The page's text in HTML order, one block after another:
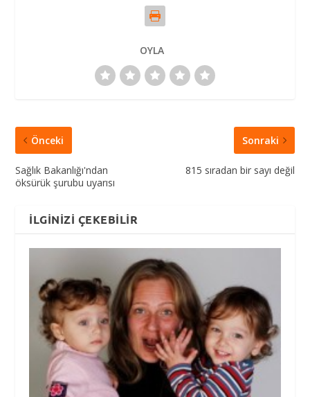
OYLA
Önceki
Sağlık Bakanlığı'ndan
öksürük şurubu uyarısı
Sonraki
815 sıradan bir sayı değil
İLGINIZI ÇEKEBILIR